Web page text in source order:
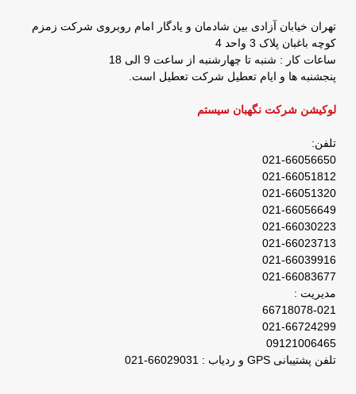
تهران خیابان آزادی بین شادمان و یادگار امام روبروی شرکت زمزم
کوچه باغبان پلاک 3 واحد 4
ساعات کار : شنبه تا چهارشنبه از ساعت 9 الی 18
پنجشنبه ها و ایام تعطیل شرکت تعطیل است.
لوکیشن شرکت نگهبان سیستم
تلفن:
021-66056650
021-66051812
021-66051320
021-66056649
021-66030223
021-66023713
021-66039916
021-66083677
مدیریت :
66718078-021
021-66724299
09121006465
تلفن پشتیبانی GPS و ردیاب : 66029031-021